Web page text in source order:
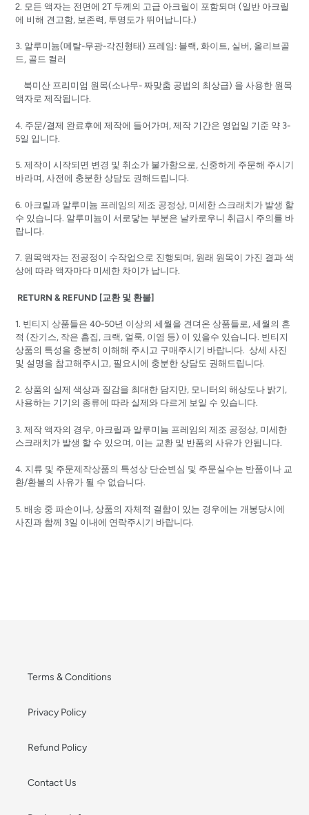
2. 모든 액자는 전면에 2T 두께의 고급 아크릴이 포함되며 (일반 아크릴
에 비해 견고함, 보존력, 투명도가 뛰어납니다.)
3. 알루미늄(메탈-무광-각진형태) 프레임: 블랙, 화이트, 실버, 올리브골
드, 골드 컬러
북미산 프리미엄 원목(소나무- 짜맞춤 공법의 최상급) 을 사용한 원목
액자로 제작됩니다.
4. 주문/결제 완료후에 제작에 들어가며, 제작 기간은 영업일 기준 약 3-
5일 입니다.
5. 제작이 시작되면 변경 및 취소가 불가함으로, 신중하게 주문해 주시기
바라며, 사전에 충분한 상담도 권해드립니다.
6. 아크릴과 알루미늄 프레임의 제조 공정상, 미세한 스크래치가 발생 할
수 있습니다. 알루미늄이 서로닿는 부분은 날카로우니 취급시 주의를 바
랍니다.
7. 원목액자는 전공정이 수작업으로 진행되며, 원래 원목이 가진 결과 색
상에 따라 액자마다 미세한 차이가 납니다.
RETURN & REFUND [교환 및 환불]
1. 빈티지 상품들은 40-50년 이상의 세월을 견뎌온 상품들로, 세월의 흔
적 (잔기스, 작은 흠집, 크랙, 얼룩, 이염 등) 이 있을수 있습니다. 빈티지
상품의 특성을 충분히 이해해 주시고 구매주시기 바랍니다. 상세 사진
및 설명을 참고해주시고, 필요시에 충분한 상담도 권해드립니다.
2. 상품의 실제 색상과 질감을 최대한 담지만, 모니터의 해상도나 밝기,
사용하는 기기의 종류에 따라 실제와 다르게 보일 수 있습니다.
3. 제작 액자의 경우, 아크릴과 알루미늄 프레임의 제조 공정상, 미세한
스크래치가 발생 할 수 있으며, 이는 교환 및 반품의 사유가 안됩니다.
4. 지류 및 주문제작상품의 특성상 단순변심 및 주문실수는 반품이나 교
환/환불의 사유가 될 수 없습니다.
5. 배송 중 파손이나, 상품의 자체적 결함이 있는 경우에는 개봉당시에
사진과 함께 3일 이내에 연락주시기 바랍니다.
Terms & Conditions
Privacy Policy
Refund Policy
Contact Us